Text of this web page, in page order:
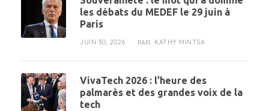
les débats du MEDEF le 29 juin à
Paris
JUIN 30, 2026 PAR KATHY MINTSA
VivaTech 2026 : l’heure des
palmarès et des grandes voix de la
tech